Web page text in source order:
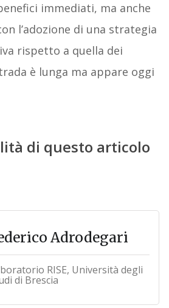
immediati, ma anche
l’adozione di una strategia
rispetto a quella dei
è lunga ma appare oggi
di questo articolo
Adrodegari
RISE, Università degli
di Brescia